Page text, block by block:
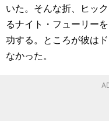
いた。そんな折、ヒッ
るナイト・フューリー
功する。ところが彼は
なかった。